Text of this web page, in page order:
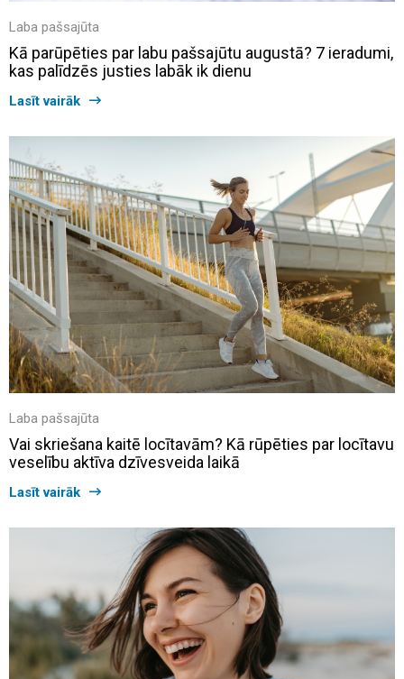
Laba pašsajūta
Kā parūpēties par labu pašsajūtu augustā? 7 ieradumi,
kas palīdzēs justies labāk ik dienu
Lasīt vairāk
Laba pašsajūta
Vai skriešana kaitē locītavām? Kā rūpēties par locītavu
veselību aktīva dzīvesveida laikā
Lasīt vairāk